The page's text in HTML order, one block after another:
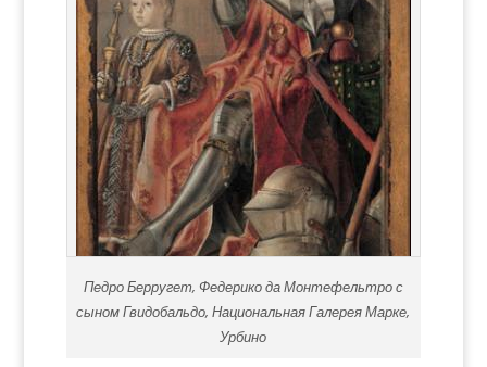
Педро Берругет, Федерико да Монтефельтро с
сыном Гвидобальдо, Национальная Галерея Марке,
Урбино